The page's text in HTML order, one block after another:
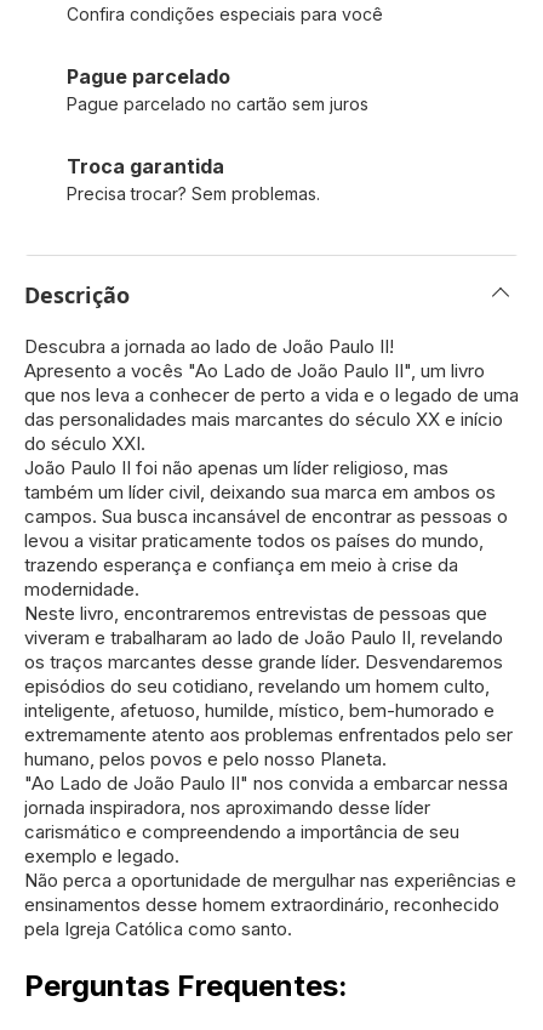
Confira condições especiais para você
Pague parcelado
Pague parcelado no cartão sem juros
Troca garantida
Precisa trocar? Sem problemas.
Descrição
Descubra a jornada ao lado de João Paulo II!
Apresento a vocês "Ao Lado de João Paulo II", um livro
que nos leva a conhecer de perto a vida e o legado de uma
das personalidades mais marcantes do século XX e início
do século XXI.
João Paulo II foi não apenas um líder religioso, mas
também um líder civil, deixando sua marca em ambos os
campos. Sua busca incansável de encontrar as pessoas o
levou a visitar praticamente todos os países do mundo,
trazendo esperança e confiança em meio à crise da
modernidade.
Neste livro, encontraremos entrevistas de pessoas que
viveram e trabalharam ao lado de João Paulo II, revelando
os traços marcantes desse grande líder. Desvendaremos
episódios do seu cotidiano, revelando um homem culto,
inteligente, afetuoso, humilde, místico, bem-humorado e
extremamente atento aos problemas enfrentados pelo ser
humano, pelos povos e pelo nosso Planeta.
"Ao Lado de João Paulo II" nos convida a embarcar nessa
jornada inspiradora, nos aproximando desse líder
carismático e compreendendo a importância de seu
exemplo e legado.
Não perca a oportunidade de mergulhar nas experiências e
ensinamentos desse homem extraordinário, reconhecido
pela Igreja Católica como santo.
Perguntas Frequentes: